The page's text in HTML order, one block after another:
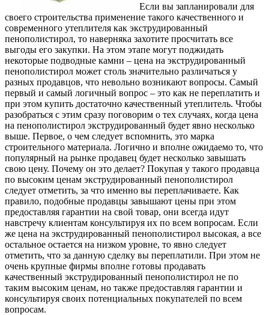
Если вы запланировали для
своего строительства применение такого качественного и
современного утеплителя как экструдированный
пенополистирол, то наверняка захотите просчитать все
выгоды его закупки. На этом этапе могут поджидать
некоторые подводные камни – цена на экструдированный
пенополистирол может столь значительно различаться у
разных продавцов, что невольно возникают вопросы. Самый
первый и самый логичный вопрос – это как не переплатить и
при этом купить достаточно качественный утеплитель. Чтобы
разобраться с этим сразу поговорим о тех случаях, когда цена
на пенополистирол экструдированный будет явно несколько
выше. Первое, о чем следует вспомнить, это марка
строительного материала. Логично и вполне ожидаемо то, что
популярный на рынке продавец будет несколько завышать
свою цену. Почему он это делает? Покупая у такого продавца
по высоким ценам экструдированный пенополистирол
следует отметить, за что именно вы переплачиваете. Как
правило, подобные продавцы завышают цены при этом
предоставляя гарантии на свой товар, они всегда идут
навстречу клиентам консультируя их по всем вопросам. Если
же цена на экструдированный пенополистирол высокая, а все
остальное остается на низком уровне, то явно следует
отметить, что за данную сделку вы переплатили. При этом не
очень крупные фирмы вполне готовы продавать
качественный экструдированный пенополистирол не по
таким высоким ценам, но также предоставляя гарантии и
консультируя своих потенциальных покупателей по всем
вопросам.